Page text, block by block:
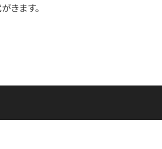
きます。